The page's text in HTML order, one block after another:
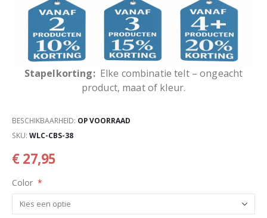
€ 27,95
Stapelkorting: Elke combinatie telt – ongeacht
product, maat of kleur.
BESCHIKBAARHEID: OP VOORRAAD
SKU WLC-CBS-38
Color